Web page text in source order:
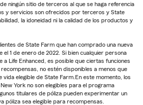
ningún sitio de terceros al que se haga referencia
y servicios son ofrecidos por terceros y State
la idoneidad ni la calidad de los productos y
de State Farm que han comprado una nueva
el 1 de enero de 2022. Si bien cualquier persona
a Life Enhanced, es posible que ciertas funciones
no estén disponibles a menos que
vida elegible de State Farm.En este momento, los
York no son elegibles para el programa
titulares de póliza pueden experimentar un
póliza sea elegible para recompensas.